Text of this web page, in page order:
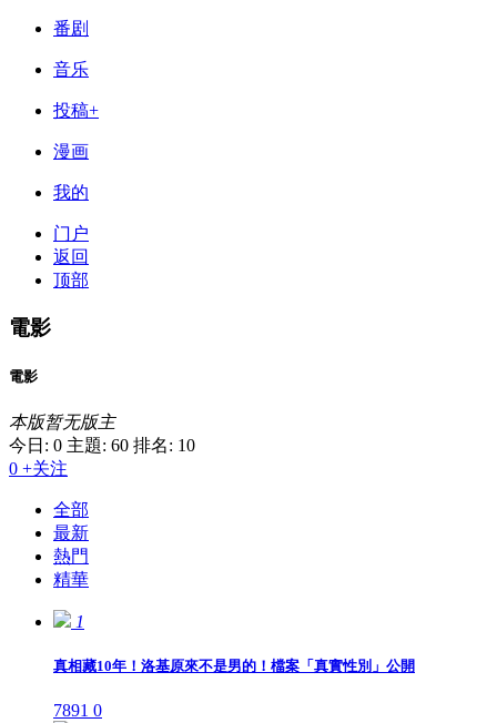
番剧
音乐
投稿+
漫画
我的
门户
返回
顶部
電影
電影
本版暂无版主
今日: 0 主題: 60 排名: 10
0 +关注
全部
最新
熱門
精華
1
真相藏10年！洛基原來不是男的！檔案「真實性別」公開
7891 0